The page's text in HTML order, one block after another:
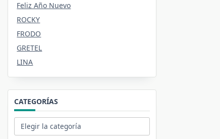
Feliz Año Nuevo
ROCKY
FRODO
GRETEL
LINA
CATEGORÍAS
Categorías